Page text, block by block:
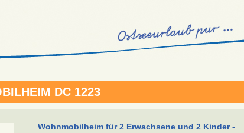
DC 1223
Wohnmobilheim für 2 Erwachsene und 2 Kinder -